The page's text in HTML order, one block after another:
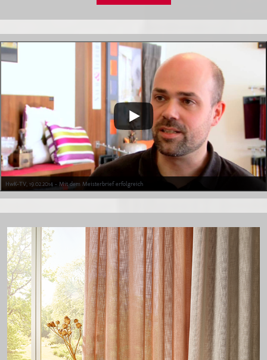
HwK-TV, 19.02.2014 - Mit dem Meisterbrief erfolgreich